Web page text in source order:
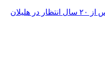
بزرگترین سازه سنگی ایلام پس از ۲۰ سال انتظار در هلیلان